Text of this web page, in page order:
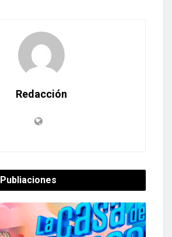
Redacción
Publiaciones